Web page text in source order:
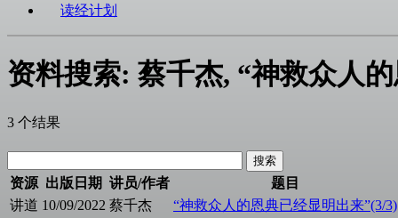
读经计划
资料搜索: 蔡千杰, “神救众人
3 个结果
资源 出版日期 讲员/作者
题目
讲道 10/09/2022 蔡千杰
“神救众人的恩典已经显明出来”(3/3)